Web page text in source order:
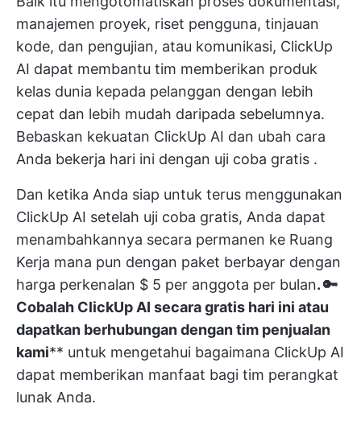
manajemen proyek, riset pengguna, tinjauan
kode, dan pengujian, atau komunikasi, ClickUp
AI dapat membantu tim memberikan produk
kelas dunia kepada pelanggan dengan lebih
cepat dan lebih mudah daripada sebelumnya.
Bebaskan kekuatan ClickUp AI dan ubah cara
Anda bekerja hari ini dengan uji coba gratis .
Dan ketika Anda siap untuk terus menggunakan
ClickUp AI setelah uji coba gratis, Anda dapat
menambahkannya secara permanen ke Ruang
Kerja mana pun dengan paket berbayar dengan
harga perkenalan $ 5 per anggota per bulan. 🔑
Cobalah ClickUp AI secara gratis hari ini atau
dapatkan berhubungan dengan tim penjualan
kami** untuk mengetahui bagaimana ClickUp AI
dapat memberikan manfaat bagi tim perangkat
lunak Anda.